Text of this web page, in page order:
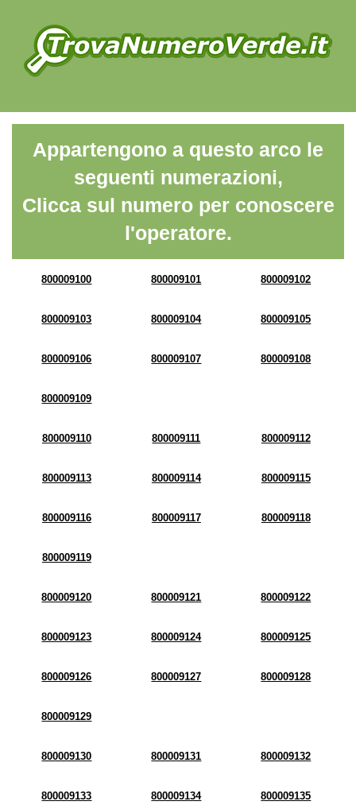
Appartengono a questo arco le
seguenti numerazioni,
Clicca sul numero per conoscere
l'operatore.
800009100 800009101 800009102
800009103 800009104 800009105
800009106 800009107 800009108
800009109
800009110 800009111 800009112
800009113 800009114 800009115
800009116 800009117 800009118
800009119
800009120 800009121 800009122
800009123 800009124 800009125
800009126 800009127 800009128
800009129
800009130 800009131 800009132
800009133 800009134 800009135